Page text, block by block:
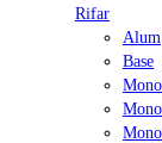
Rifar
Alum
Base